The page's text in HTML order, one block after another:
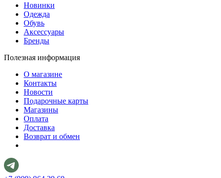
Новинки
Одежда
Обувь
Аксессуары
Бренды
Полезная информация
О магазине
Контакты
Новости
Подарочные карты
Магазины
Оплата
Доставка
Возврат и обмен